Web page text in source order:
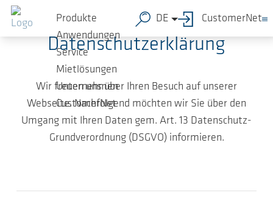
Zum Hauptinhalt springen
Produkte
Anwendungen
Service
Mietlösungen
Unternehmen
CustomerNet
DE CustomerNet
Datenschutzerklärung
Wir freuen uns über Ihren Besuch auf unserer
Webseite. Nachfolgend möchten wir Sie über den
Umgang mit Ihren Daten gem. Art. 13 Datenschutz-
Grundverordnung (DSGVO) informieren.